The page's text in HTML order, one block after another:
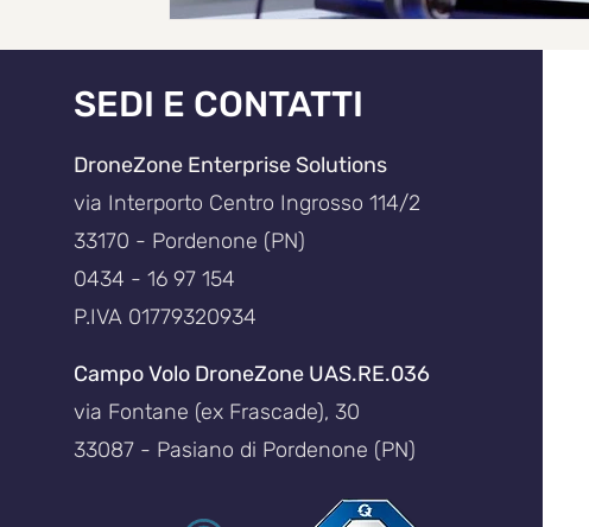
SEDI E CONTATTI
DroneZone Enterprise Solutions
via Interporto Centro Ingrosso 114/2
33170 - Pordenone (PN)
0434 - 16 97 154
P.IVA 01779320934
Campo Volo DroneZone UAS.RE.036
via Fontane (ex Frascade), 30
33087 - Pasiano di Pordenone (PN)